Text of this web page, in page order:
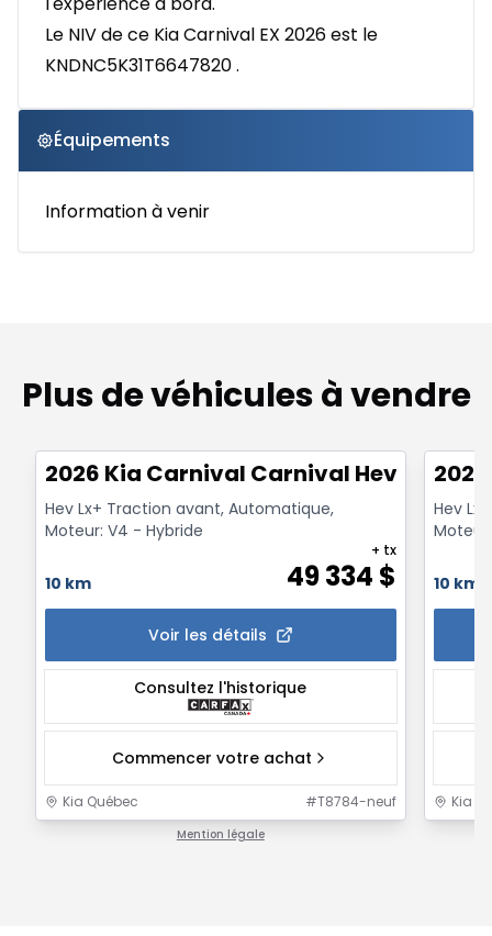
Le NIV de ce Kia Carnival EX 2026 est le
KNDNC5K31T6647820 .
Équipements
Information à venir
Plus de véhicules à vendre
2026 Kia Carnival Carnival Hev Lx+
Hev Lx+ Traction avant, Automatique,
Moteur: V4 - Hybride
10 km 49 334 $
+ tx
Voir les détails
Consultez l'historique
Commencer votre achat
Kia Québec #T8784-neuf
Mention légale
Hev
10 km
Kia